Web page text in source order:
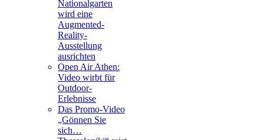
Nationalgarten
wird eine
Augmented-
Reality-
Ausstellung
ausrichten
Open Air Athen:
Video wirbt für
Outdoor-
Erlebnisse
Das Promo-Video
„Gönnen Sie
sich…